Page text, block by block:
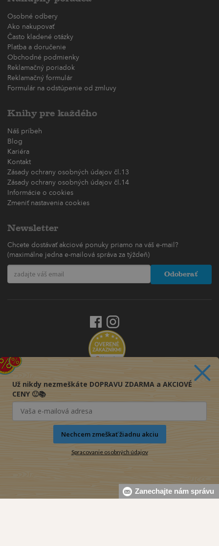
Osobné odbery
Ako nakupovať
Často kladené otázky
Platba a doručenie
Obchodné podmienky
Reklamačný poriadok
Reklamačný formulár
Formulár na odstúpenie od zmluvy
Knihy pre každého
Náš príbeh
Blog
Kariéra
Kontakt
Zásady ochrany osobných údajov čl.13
Zásady ochrany osobných údajov čl.14
Informácie o cookies
Zmeniť nastavenia cookies
Newsletter
Chcete dostávať akciové ponuky priamo na váš e-mail?
(maximálne jedna e-mailová správa za týždeň)
Odoberať
Zanechajte nám správu
Už nikdy nezmeškáte DOPRAVU ZDARMA a AKCIOVÉ
CENY 🙂📚
Nechcem zmeškať žiadnu akciu
Spracovanie osobných údajov